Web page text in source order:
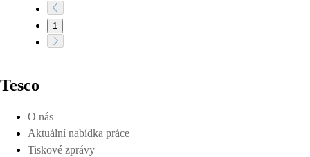
1
Tesco
O nás
Aktuální nabídka práce
Tiskové zprávy